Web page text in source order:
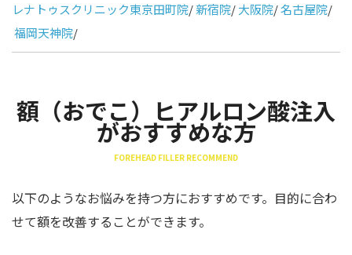
レナトゥスクリニック東京田町院/新宿院/大阪院/名古屋院/
福岡天神院/
額（おでこ）ヒアルロン酸注入
がおすすめな方
FOREHEAD FILLER RECOMMEND
以下のようなお悩みを持つ方におすすめです。目的に合わ
せて額を改善することができます。